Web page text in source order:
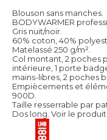
Blouson sans manches.
BODYWARMER
Gris nuit/noir.
60% coton, 40%
Matelassé 250 g/m².
Col montant, 2 poches
intérieure, 1 porte
mains-libres, 2 poches
Empiècements et
900D.
Taille resserrable par
Dos long. Voir le produit